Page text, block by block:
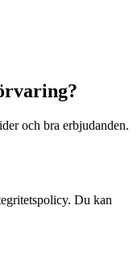
och bra erbjudanden.
Du kan